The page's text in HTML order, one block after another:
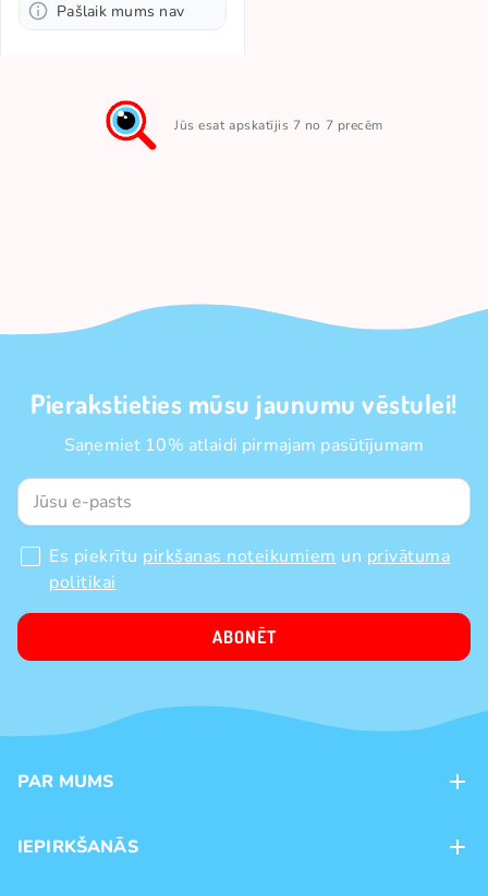
Pašlaik mums nav
Jūs esat apskatījis 7 no 7 precēm
Pierakstieties mūsu jaunumu vēstulei!
Saņemiet 10% atlaidi pirmajam pasūtījumam
Es piekrītu pirkšanas noteikumiem un privātuma
politikai
ABONĒT
PAR MUMS
Veikali
IEPIRKŠANĀS